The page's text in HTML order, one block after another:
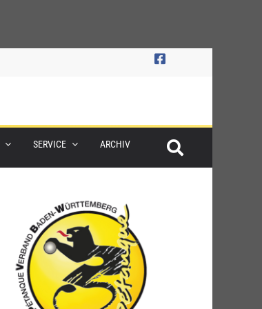
SERVICE ARCHIV